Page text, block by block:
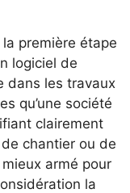
première étape
logiciel de
dans les travaux
qu’une société
clairement
de chantier ou de
armé pour
la